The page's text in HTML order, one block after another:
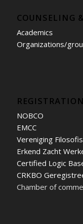
COUNSELING
Academics
Organizations/
NOBCO
EMCC
Vereniging
Erkend Zacht
Certified Logic
CRKBO
Chamber of